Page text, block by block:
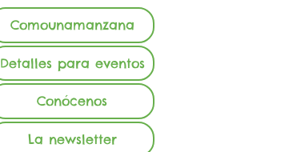
Comounamanzana
Detalles para eventos
Conócenos
La newsletter